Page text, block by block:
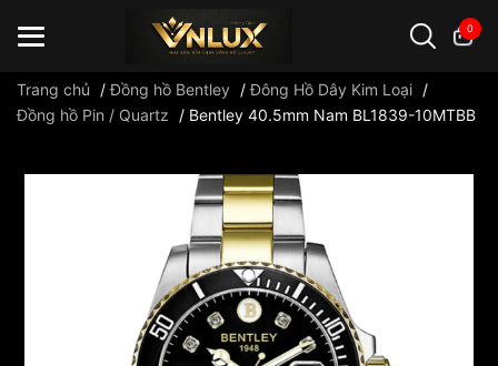
0
Trang chủ /Đồng hồ Bentley /Đông Hồ Dây Kim Loại /
Đồng hồ Pin / Quartz
/ Bentley 40.5mm Nam BL1839-10MTBB